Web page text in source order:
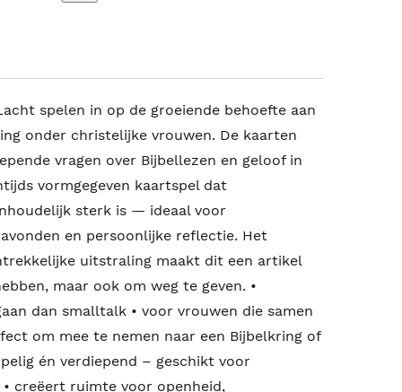
spelen in op de groeiende behoefte aan
onder christelijke vrouwen. De kaarten
vragen over Bijbellezen en geloof in
vormgegeven kaartspel dat
sterk is — ideaal voor
en persoonlijke reflectie. Het
uitstraling maakt dit een artikel
maar ook om weg te geven. •
dan smalltalk • voor vrouwen die samen
om mee te nemen naar een Bijbelkring of
én verdiepend – geschikt voor
creëert ruimte voor openheid,